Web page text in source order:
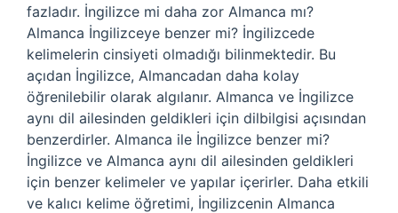
fazladır. İngilizce mi daha zor Almanca mı?
Almanca İngilizceye benzer mi? İngilizcede
kelimelerin cinsiyeti olmadığı bilinmektedir. Bu
açıdan İngilizce, Almancadan daha kolay
öğrenilebilir olarak algılanır. Almanca ve İngilizce
aynı dil ailesinden geldikleri için dilbilgisi açısından
benzerdirler. Almanca ile İngilizce benzer mi?
İngilizce ve Almanca aynı dil ailesinden geldikleri
için benzer kelimeler ve yapılar içerirler. Daha etkili
ve kalıcı kelime öğretimi, İngilizcenin Almanca